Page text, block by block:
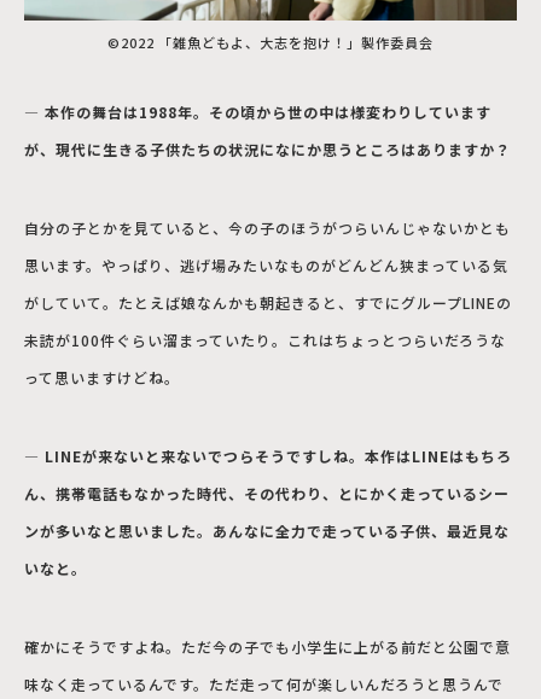
©2022 「雑魚どもよ、大志を抱け！」製作委員会
― 本作の舞台は1988年。その頃から世の中は様変わりしています
が、現代に生きる子供たちの状況になにか思うところはありますか？
自分の子とかを見ていると、今の子のほうがつらいんじゃないかとも
思います。やっぱり、逃げ場みたいなものがどんどん狭まっている気
がしていて。たとえば娘なんかも朝起きると、すでにグループLINEの
未読が100件ぐらい溜まっていたり。これはちょっとつらいだろうな
って思いますけどね。
― LINEが来ないと来ないでつらそうですしね。本作はLINEはもちろ
ん、携帯電話もなかった時代、その代わり、とにかく走っているシー
ンが多いなと思いました。あんなに全力で走っている子供、最近見な
いなと。
確かにそうですよね。ただ今の子でも小学生に上がる前だと公園で意
味なく走っているんです。ただ走って何が楽しいんだろうと思うんで